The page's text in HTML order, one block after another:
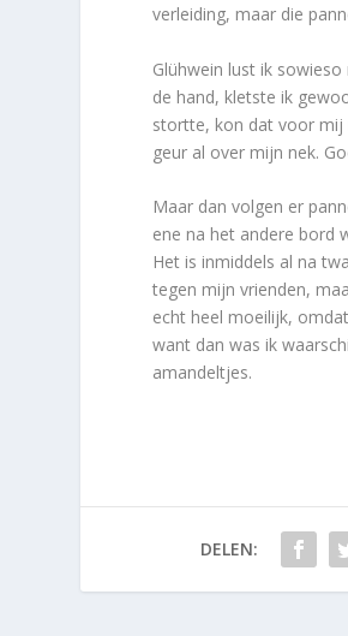
verleiding, maar die
Glühwein lust ik
de hand, kletste ik
stortte, kon dat voor mij
geur al over mijn nek.
Maar dan volgen er
ene na het andere bord
Het is inmiddels al na
tegen mijn vrienden,
echt heel moeilijk,
want dan was ik
amandeltjes.
DELEN: